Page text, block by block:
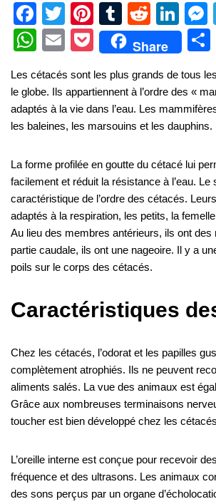
F
a
c
e
b
o
k
T
wi
tt
er
Pi
nt
er
e
st
T
u
m
bl
r
R
e
d
di
t
Li
n
k
e
dI
n
e
e
g
W
at
s
A
p
E
ail
P
ck
et
Share
Les cétacés sont les plus grands de tous
le globe. Ils appartiennent à l’ordre des «
adaptés à la vie dans l’eau. Les
les baleines, les marsouins et les dauphins.
La forme profilée en goutte du cétacé lui
facilement et réduit la résistance à l’eau. Le
caractéristique de l’ordre des cétacés.
adaptés à la respiration, les petits, la
Au lieu des membres antérieurs, ils ont des
partie caudale, ils ont une nageoire. Il y a
poils sur le corps des cétacés.
Caractéristiques
Chez les cétacés, l’odorat et les papilles
complètement atrophiés. Ils ne peuvent
aliments salés. La vue des animaux est
Grâce aux nombreuses terminaisons
toucher est bien développé chez les
L’oreille interne est conçue pour recevoir
fréquence et des ultrasons. Les animaux
des sons perçus par un organe